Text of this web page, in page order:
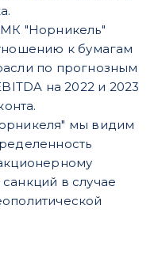
"Норникель"
к бумагам
по прогнозным
на 2022 и 2023
мы видим
в случае